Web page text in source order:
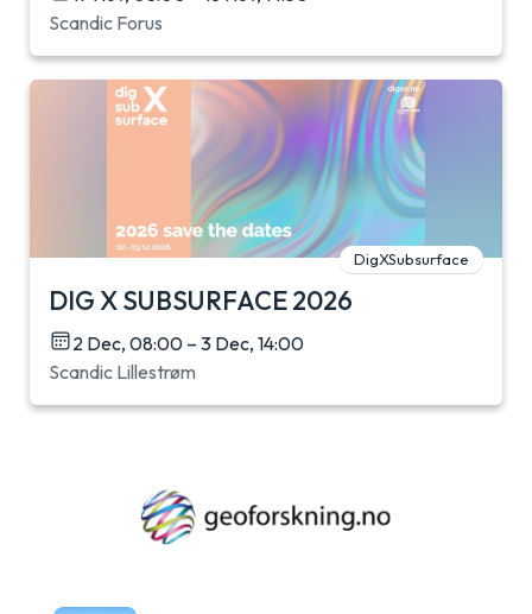
Scandic Forus
DigXSubsurface
DIG X SUBSURFACE 2026
2 Dec, 08:00 – 3 Dec, 14:00
Scandic Lillestrøm